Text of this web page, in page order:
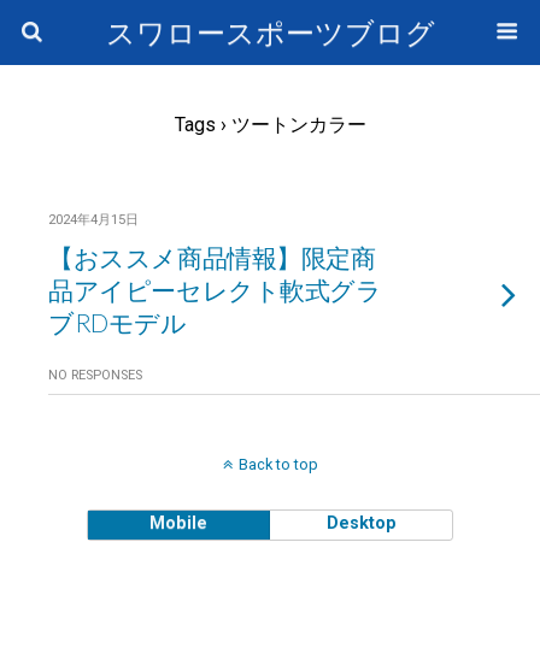
スワロースポーツブログ
Tags › ツートンカラー
2024年4月15日
【おススメ商品情報】限定商
品アイピーセレクト軟式グラ
ブRDモデル
NO RESPONSES
Back to top
Mobile Desktop